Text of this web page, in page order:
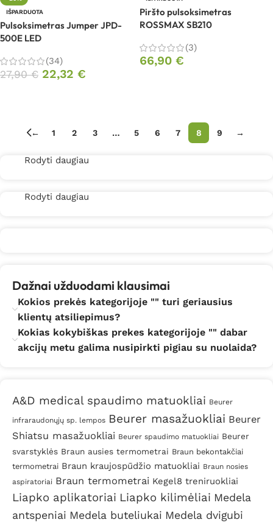
IŠPARDUOTA
Pulsoksimetras Jumper JPD-
500E LED
(34)
27,90€ 22,32 €
Piršto pulsoksimetras
ROSSMAX SB210
(3)
66,90 €
← 1 2 3 … 5 6 7 8 9 →
Rodyti daugiau
Rodyti daugiau
Dažnai užduodami klausimai
Kokios prekės kategorijoje "" turi geriausius
klientų atsiliepimus?
Kokias kokybiškas prekes kategorijoje "" dabar
akcijų metu galima nusipirkti pigiau su nuolaida?
A&D medical spaudimo matuokliai Beurer
infraraudonųjų sp. lempos Beurer masažuokliai Beurer
Shiatsu masažuokliai Beurer spaudimo matuokliai Beurer
svarstyklės Braun ausies termometrai Braun bekontakčiai
termometrai Braun kraujospūdžio matuokliai Braun nosies
aspiratoriai Braun termometrai Kegel8 treniruokliai
Liapko aplikatoriai Liapko kilimėliai Medela
antspeniai Medela buteliukai Medela dvigubi